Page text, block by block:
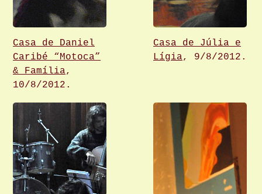
Casa de Daniel
Caribé “Motoca”
& Família,
10/8/2012.
Casa de Júlia e
Lígia, 9/8/2012.